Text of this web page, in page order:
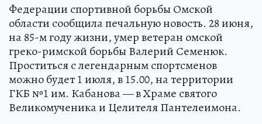
Федерации спортивной борьбы Омской
области сообщила печальную новость. 28 июня,
на 85-м году жизни, умер ветеран омской
греко-римской борьбы Валерий Семенюк.
Проститься с легендарным спортсменов
можно будет 1 июля, в 15.00, на территории
ГКБ №1 им. Кабанова — в Храме святого
Великомученика и Целителя Пантелеимона.